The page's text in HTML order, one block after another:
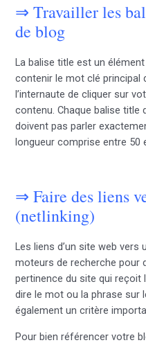
⇒ Travailler les
de blog
La balise title est un
contenir le mot clé principal
l’internaute de cliquer sur
contenu. Chaque balise title
doivent pas parler
longueur comprise entre 50
⇒ Faire des liens
(netlinking)
Les liens d’un site web
moteurs de recherche pour
pertinence du site qui reçoit
dire le mot ou la phrase sur
également un critère
Pour bien référencer votre